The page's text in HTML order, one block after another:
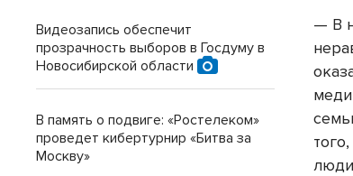
— В
Видеозапись обеспечит
прозрачность выборов в Госдуму в
Новосибирской области
В память о подвиге: «Ростелеком»
проведет кибертурнир «Битва за
Москву»